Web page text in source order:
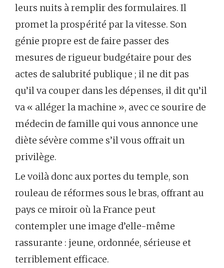
leurs nuits à remplir des formulaires. Il
promet la prospérité par la vitesse. Son
génie propre est de faire passer des
mesures de rigueur budgétaire pour des
actes de salubrité publique ; il ne dit pas
qu’il va couper dans les dépenses, il dit qu’il
va « alléger la machine », avec ce sourire de
médecin de famille qui vous annonce une
diète sévère comme s’il vous offrait un
privilège.
Le voilà donc aux portes du temple, son
rouleau de réformes sous le bras, offrant au
pays ce miroir où la France peut
contempler une image d’elle-même
rassurante : jeune, ordonnée, sérieuse et
terriblement efficace.